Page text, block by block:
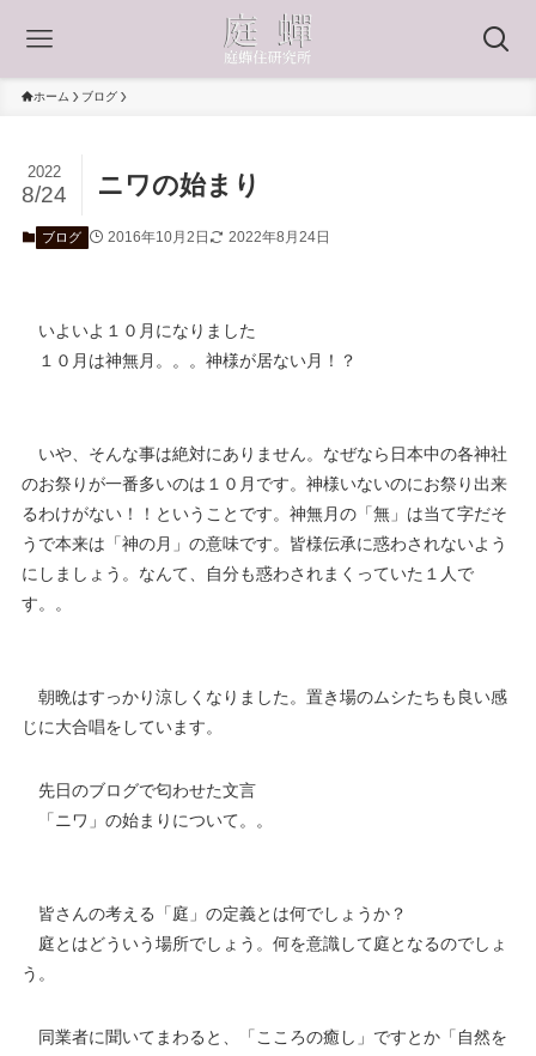
ホーム ブログ
ニワの始まり
2022
8/24
ブログ 2016年10月2日 2022年8月24日
いよいよ１０月になりました
１０月は神無月。。。神様が居ない月！？
いや、そんな事は絶対にありません。なぜなら日本中の各神社
のお祭りが一番多いのは１０月です。神様いないのにお祭り出来
るわけがない！！ということです。神無月の「無」は当て字だそ
うで本来は「神の月」の意味です。皆様伝承に惑わされないよう
にしましょう。なんて、自分も惑わされまくっていた１人で
す。。
朝晩はすっかり涼しくなりました。置き場のムシたちも良い感
じに大合唱をしています。
先日のブログで匂わせた文言
「ニワ」の始まりについて。。
皆さんの考える「庭」の定義とは何でしょうか？
庭とはどういう場所でしょう。何を意識して庭となるのでしょ
う。
同業者に聞いてまわると、「こころの癒し」ですとか「自然を